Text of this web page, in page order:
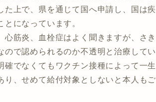
上で、県を通じて国へ申請し、国は疾
になっています。
筋炎、血栓症はよく聞きますが、さき
で認められるのか不透明と治療してい
でなくてもワクチン接種によって一生
、せめて給付対象としないと本人もご